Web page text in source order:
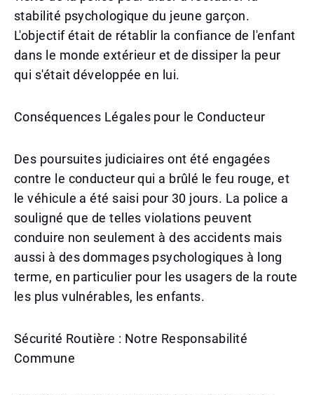
stabilité psychologique du jeune garçon.
L'objectif était de rétablir la confiance de l'enfant
dans le monde extérieur et de dissiper la peur
qui s'était développée en lui.
Conséquences Légales pour le Conducteur
Des poursuites judiciaires ont été engagées
contre le conducteur qui a brûlé le feu rouge, et
le véhicule a été saisi pour 30 jours. La police a
souligné que de telles violations peuvent
conduire non seulement à des accidents mais
aussi à des dommages psychologiques à long
terme, en particulier pour les usagers de la route
les plus vulnérables, les enfants.
Sécurité Routière : Notre Responsabilité
Commune